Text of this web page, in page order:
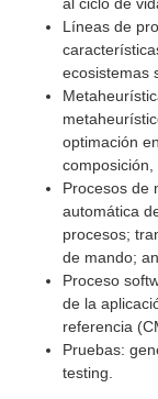
Líneas de
ecosistemas
optimación
composición,
Procesos de
automática
procesos;
de mando;
Proceso
de la
referencia
Pruebas:
testing.